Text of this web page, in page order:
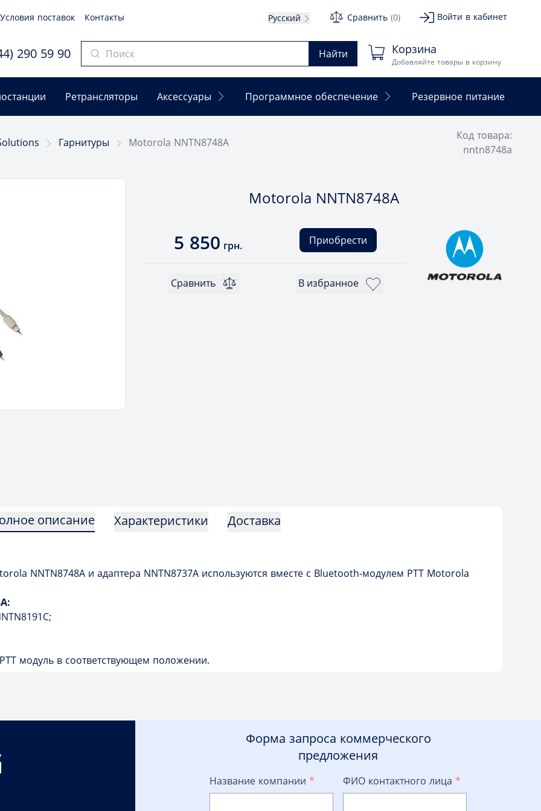
Условия поставок Контакты Русский Сравнить (0) Войти в кабинет
290 59 90 Найти Корзина
Добавляйте товары в корзину
Ретрансляторы Аксессуары Программное обеспечение Резервное питание
Гарнитуры Motorola NNTN8748A
Код товара:
nntn8748a
Motorola NNTN8748A
5 850 грн. Приобрести
Сравнить В избранное
описание Характеристики Доставка
NNTN8748A и адаптера NNTN8737A используются вместе с Bluetooth-модулем PTT Motorola
модуль в соответствующем положении.
Форма запроса коммерческого
предложения
Название компании * ФИО контактного лица *